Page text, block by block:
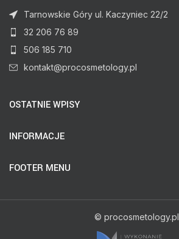
Tarnowskie Góry ul. Kaczyniec 22/2
32 206 76 89
506 185 710
kontakt@procosmetology.pl
OSTATNIE WPISY
INFORMACJE
FOOTER MENU
© procosmetology.pl